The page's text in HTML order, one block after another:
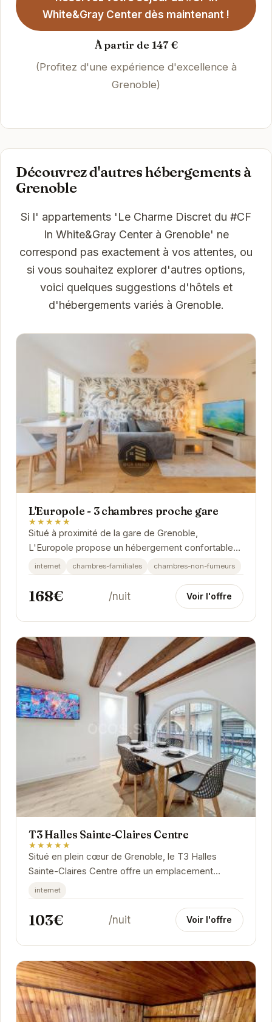
White&Gray Center dès maintenant !
À partir de 147 €
(Profitez d'une expérience d'excellence à
Grenoble)
Découvrez d'autres hébergements à
Grenoble
Si l' appartements 'Le Charme Discret du #CF
In White&Gray Center à Grenoble' ne
correspond pas exactement à vos attentes, ou
si vous souhaitez explorer d'autres options,
voici quelques suggestions d'hôtels et
d'hébergements variés à Grenoble.
L'Europole - 3 chambres proche gare
★★★★★
Situé à proximité de la gare de Grenoble,
L'Europole propose un hébergement confortable
et fonctionnel. Cet appartement de 3 chambres est
idéal...
internet chambres-familiales chambres-non-fumeurs
168€ /nuit Voir l'offre
T3 Halles Sainte-Claires Centre
★★★★★
Situé en plein cœur de Grenoble, le T3 Halles
Sainte-Claires Centre offre un emplacement
privilégié pour découvrir les charmes de la ville....
internet
103€ /nuit Voir l'offre